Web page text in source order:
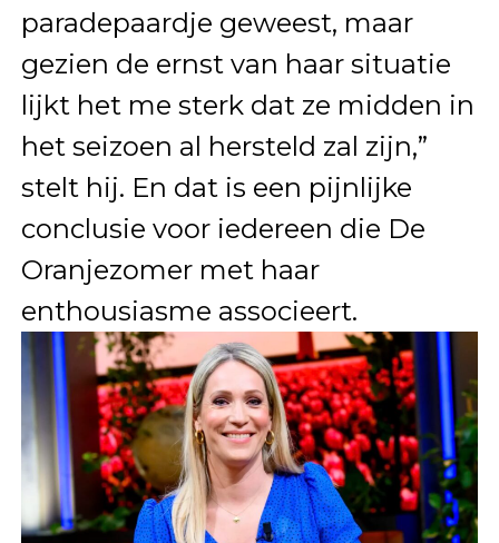
paradepaardje geweest, maar
gezien de ernst van haar situatie
lijkt het me sterk dat ze midden in
het seizoen al hersteld zal zijn,”
stelt hij. En dat is een pijnlijke
conclusie voor iedereen die De
Oranjezomer met haar
enthousiasme associeert.